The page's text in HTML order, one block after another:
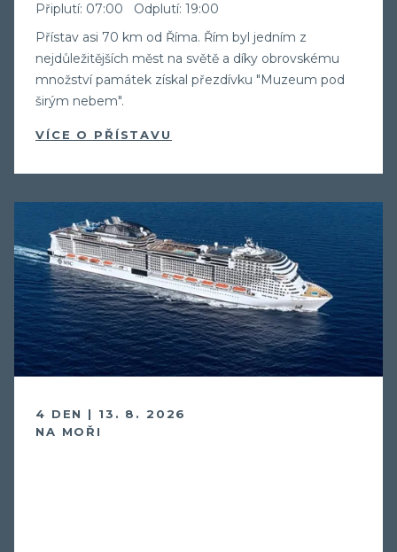
Připlutí: 07:00 Odplutí: 19:00
Přístav asi 70 km od Říma. Řím byl jedním z
nejdůležitějších měst na světě a díky obrovskému
množství památek získal přezdívku "Muzeum pod
širým nebem".
VÍCE O PŘÍSTAVU
4 DEN | 13. 8. 2026
NA MOŘI